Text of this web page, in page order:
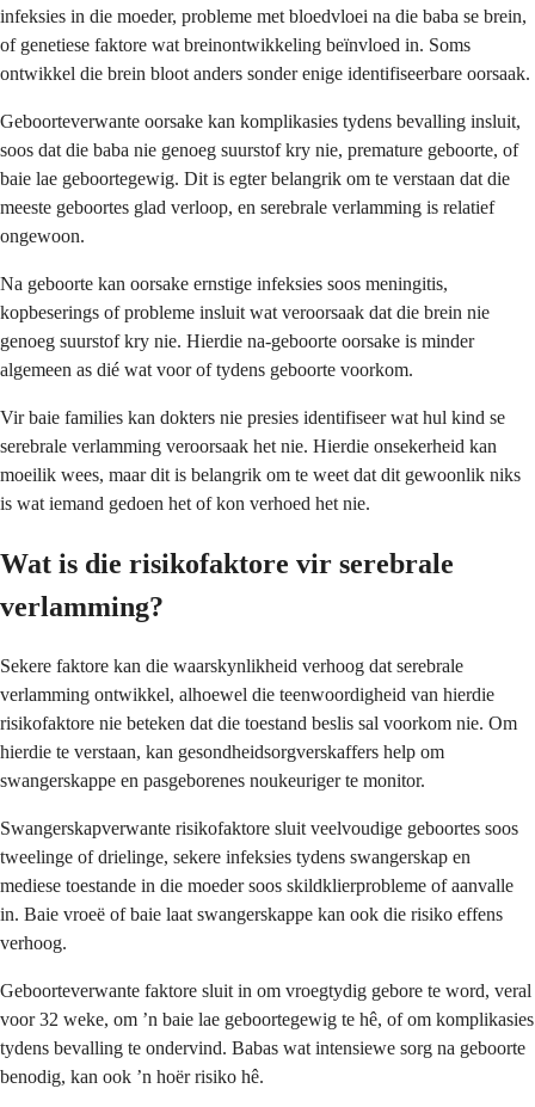
infeksies in die moeder, probleme met bloedvloei na die baba se brein,
of genetiese faktore wat breinontwikkeling beïnvloed in. Soms
ontwikkel die brein bloot anders sonder enige identifiseerbare oorsaak.
Geboorteverwante oorsake kan komplikasies tydens bevalling insluit,
soos dat die baba nie genoeg suurstof kry nie, premature geboorte, of
baie lae geboortegewig. Dit is egter belangrik om te verstaan dat die
meeste geboortes glad verloop, en serebrale verlamming is relatief
ongewoon.
Na geboorte kan oorsake ernstige infeksies soos meningitis,
kopbeserings of probleme insluit wat veroorsaak dat die brein nie
genoeg suurstof kry nie. Hierdie na-geboorte oorsake is minder
algemeen as dié wat voor of tydens geboorte voorkom.
Vir baie families kan dokters nie presies identifiseer wat hul kind se
serebrale verlamming veroorsaak het nie. Hierdie onsekerheid kan
moeilik wees, maar dit is belangrik om te weet dat dit gewoonlik niks
is wat iemand gedoen het of kon verhoed het nie.
Wat is die risikofaktore vir serebrale
verlamming?
Sekere faktore kan die waarskynlikheid verhoog dat serebrale
verlamming ontwikkel, alhoewel die teenwoordigheid van hierdie
risikofaktore nie beteken dat die toestand beslis sal voorkom nie. Om
hierdie te verstaan, kan gesondheidsorgverskaffers help om
swangerskappe en pasgeborenes noukeuriger te monitor.
Swangerskapverwante risikofaktore sluit veelvoudige geboortes soos
tweelinge of drielinge, sekere infeksies tydens swangerskap en
mediese toestande in die moeder soos skildklierprobleme of aanvalle
in. Baie vroeë of baie laat swangerskappe kan ook die risiko effens
verhoog.
Geboorteverwante faktore sluit in om vroegtydig gebore te word, veral
voor 32 weke, om ’n baie lae geboortegewig te hê, of om komplikasies
tydens bevalling te ondervind. Babas wat intensiewe sorg na geboorte
benodig, kan ook ’n hoër risiko hê.